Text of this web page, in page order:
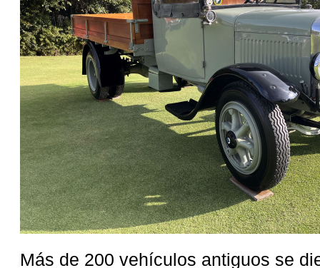
Más de 200 vehículos antiguos se